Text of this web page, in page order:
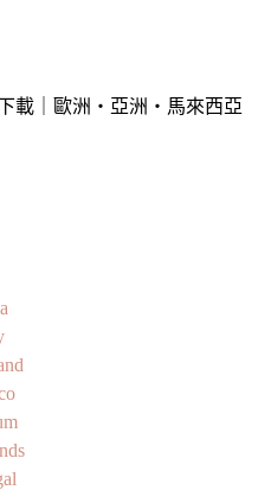
載｜歐洲・亞洲・馬來西亞